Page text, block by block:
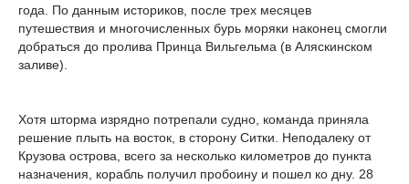
года. По данным историков, после трех месяцев
путешествия и многочисленных бурь моряки наконец смогли
добраться до пролива Принца Вильгельма (в Аляскинском
заливе).
Хотя шторма изрядно потрепали судно, команда приняла
решение плыть на восток, в сторону Ситки. Неподалеку от
Крузова острова, всего за несколько километров до пункта
назначения, корабль получил пробоину и пошел ко дну. 28